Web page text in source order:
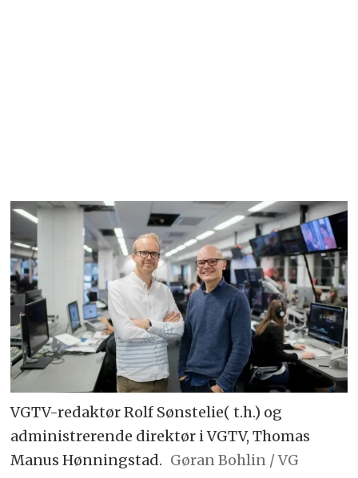
VGTV-redaktør Rolf Sønstelie( t.h.) og
administrerende direktør i VGTV, Thomas
Manus Hønningstad. Gøran Bohlin / VG